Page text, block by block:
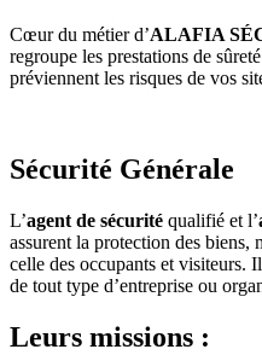
Cœur du métier d’ALAFIA
regroupe les prestations de
préviennent les risques de vos
Sécurité Générale
L’agent de sécurité qualifié et l’
assurent la protection des biens,
celle des occupants et visiteurs.
de tout type d’entreprise ou
Leurs missions :